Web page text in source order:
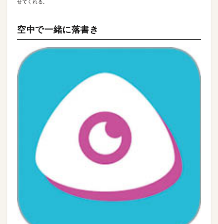
せてくれる。
空中で一緒に落書き